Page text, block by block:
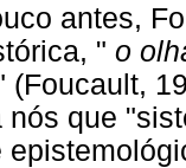
antes,
" o
(Foucault,
nós que